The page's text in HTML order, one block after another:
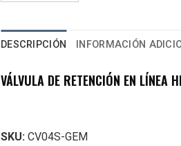
DESCRIPCIÓN INFORMACIÓN
VÁLVULA DE RETENCIÓN EN
SKU: CV04S-GEM